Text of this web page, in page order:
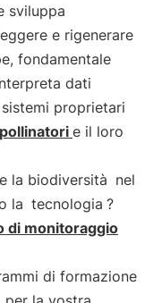
sviluppa
e rigenerare
fondamentale
dati
proprietari
e il loro
la biodiversità nel
la tecnologia ?
di monitoraggio
di formazione